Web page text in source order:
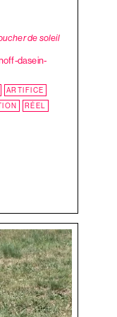
de soleil
dasein-
ARTIFICE
RÉEL